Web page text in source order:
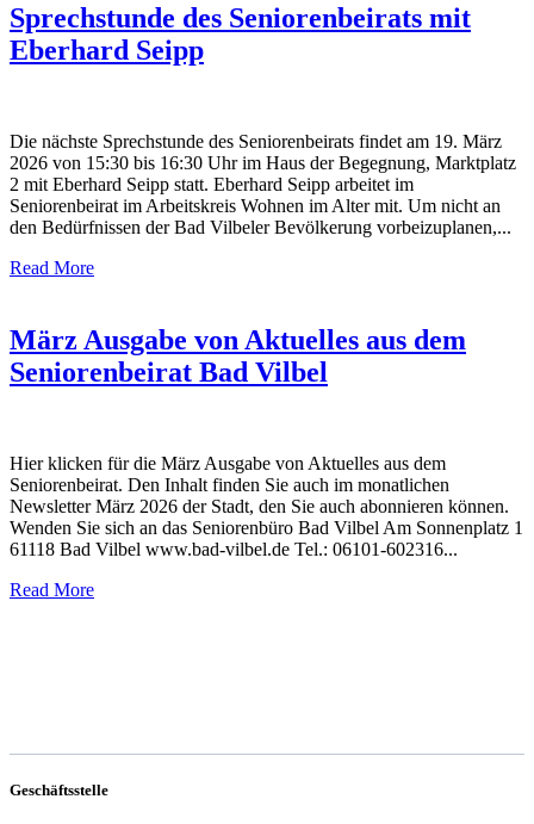
Sprechstunde des Seniorenbeirats mit
Eberhard Seipp
Die nächste Sprechstunde des Seniorenbeirats findet am 19. März
2026 von 15:30 bis 16:30 Uhr im Haus der Begegnung, Marktplatz
2 mit Eberhard Seipp statt. Eberhard Seipp arbeitet im
Seniorenbeirat im Arbeitskreis Wohnen im Alter mit. Um nicht an
den Bedürfnissen der Bad Vilbeler Bevölkerung vorbeizuplanen,...
Read More
März Ausgabe von Aktuelles aus dem
Seniorenbeirat Bad Vilbel
Hier klicken für die März Ausgabe von Aktuelles aus dem
Seniorenbeirat. Den Inhalt finden Sie auch im monatlichen
Newsletter März 2026 der Stadt, den Sie auch abonnieren können.
Wenden Sie sich an das Seniorenbüro Bad Vilbel Am Sonnenplatz 1
61118 Bad Vilbel www.bad-vilbel.de Tel.: 06101-602316...
Read More
Geschäftsstelle